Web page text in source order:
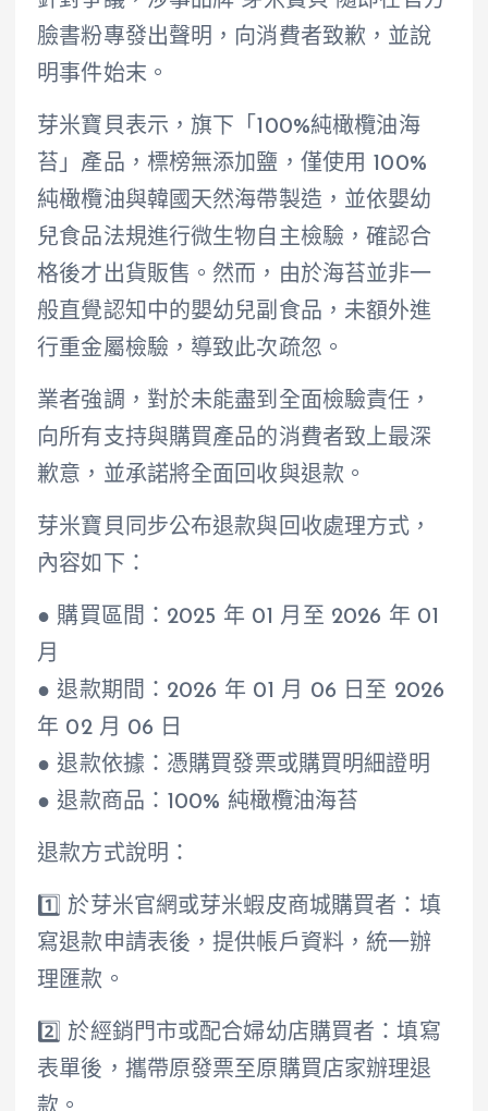
臉書粉專發出聲明，向消費者致歉，並說
明事件始末。
芽米寶貝表示，旗下「100%純橄欖油海
苔」產品，標榜無添加鹽，僅使用 100%
純橄欖油與韓國天然海帶製造，並依嬰幼
兒食品法規進行微生物自主檢驗，確認合
格後才出貨販售。然而，由於海苔並非一
般直覺認知中的嬰幼兒副食品，未額外進
行重金屬檢驗，導致此次疏忽。
業者強調，對於未能盡到全面檢驗責任，
向所有支持與購買產品的消費者致上最深
歉意，並承諾將全面回收與退款。
芽米寶貝同步公布退款與回收處理方式，
內容如下：
● 購買區間：2025 年 01 月至 2026 年 01
月
● 退款期間：2026 年 01 月 06 日至 2026
年 02 月 06 日
● 退款依據：憑購買發票或購買明細證明
● 退款商品：100% 純橄欖油海苔
退款方式說明：
1️⃣ 於芽米官網或芽米蝦皮商城購買者：填
寫退款申請表後，提供帳戶資料，統一辦
理匯款。
2️⃣ 於經銷門市或配合婦幼店購買者：填寫
表單後，攜帶原發票至原購買店家辦理退